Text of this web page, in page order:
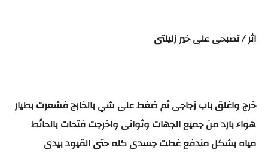
اثر / تصبحى على خير زليلتى
خرج واغلق باب زجاجى ثم ضغط على شي بالخارج فشعرت بطيار
هواء بارد من جميع الجهات وثوانى واخرجت فتحات بالحائط
مياه بشكل مندفع غطت جسدى كله حتى القيود بيدى